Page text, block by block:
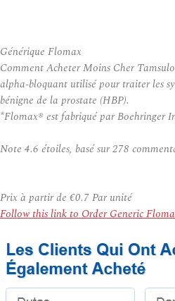
Générique Flomax
Comment Acheter Moins Cher
alpha-bloquant utilisé pour traiter les
bénigne de la prostate (HBP).
*Flomax® est fabriqué par Boehringer
Note 4.6 étoiles, basé sur278
Prix à partir de €0.7Par unité
Follow this link to Order Generic